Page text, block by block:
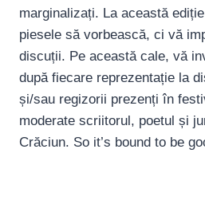
marginalizați. La această
piesele să vorbească, ci vă
discuții. Pe această cale, vă
după fiecare reprezentație la
și/sau regizorii prezenți în
moderate scriitorul, poetul și
Crăciun. So it’s bound to be